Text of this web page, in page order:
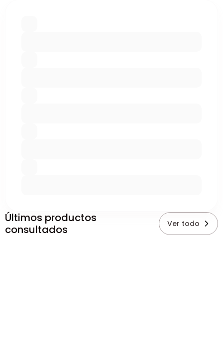
Últimos productos
consultados
Ver todo